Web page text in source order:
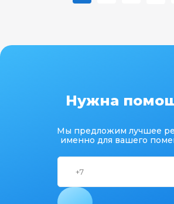
Нужна
Мы предложим лучшее
именно для вашего